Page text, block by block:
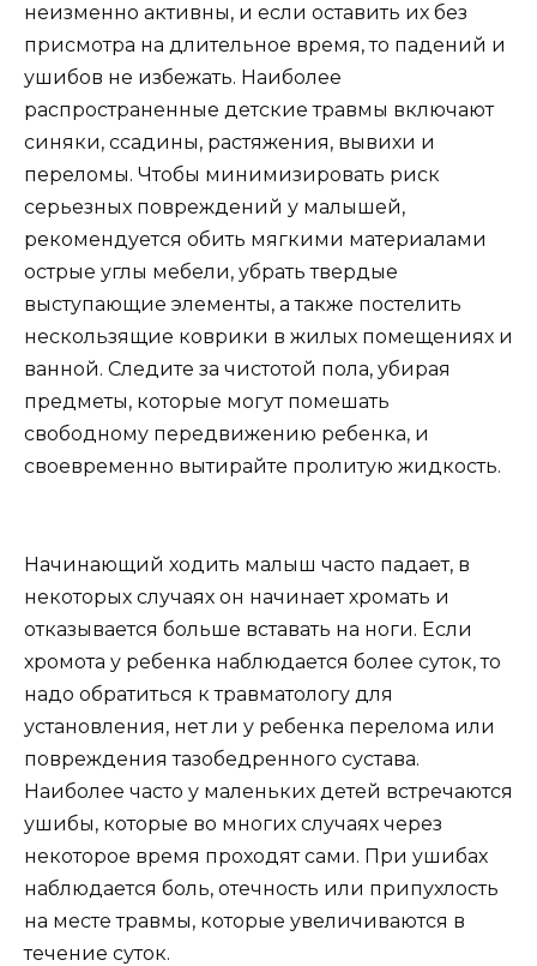
неизменно активны, и если оставить их без
присмотра на длительное время, то падений и
ушибов не избежать. Наиболее
распространенные детские травмы включают
синяки, ссадины, растяжения, вывихи и
переломы. Чтобы минимизировать риск
серьезных повреждений у малышей,
рекомендуется обить мягкими материалами
острые углы мебели, убрать твердые
выступающие элементы, а также постелить
нескользящие коврики в жилых помещениях и
ванной. Следите за чистотой пола, убирая
предметы, которые могут помешать
свободному передвижению ребенка, и
своевременно вытирайте пролитую жидкость.
Начинающий ходить малыш часто падает, в
некоторых случаях он начинает хромать и
отказывается больше вставать на ноги. Если
хромота у ребенка наблюдается более суток, то
надо обратиться к травматологу для
установления, нет ли у ребенка перелома или
повреждения тазобедренного сустава.
Наиболее часто у маленьких детей встречаются
ушибы, которые во многих случаях через
некоторое время проходят сами. При ушибах
наблюдается боль, отечность или припухлость
на месте травмы, которые увеличиваются в
течение суток.